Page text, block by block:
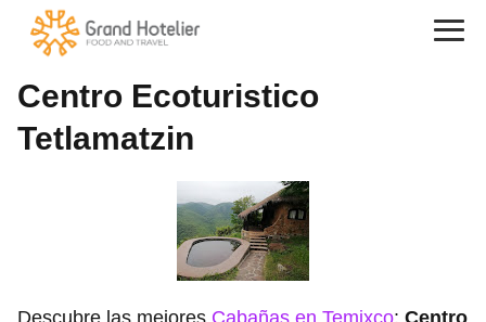
Centro Ecoturistico
Tetlamatzin
Descubre las mejores Cabañas en Temixco: Centro